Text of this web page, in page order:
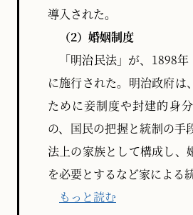
導入された。
（2）婚姻制度
「明治民法」が、1898
に施行された。明治政府は
ために妾制度や封建的身
の、国民の把握と統制の手
法上の家族として構成し、
を必要とするなど家による
もっと読む